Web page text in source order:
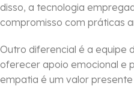
disso, a tecnologia
compromisso com práticas
Outro diferencial é a equipe
oferecer apoio emocional e
empatia é um valor